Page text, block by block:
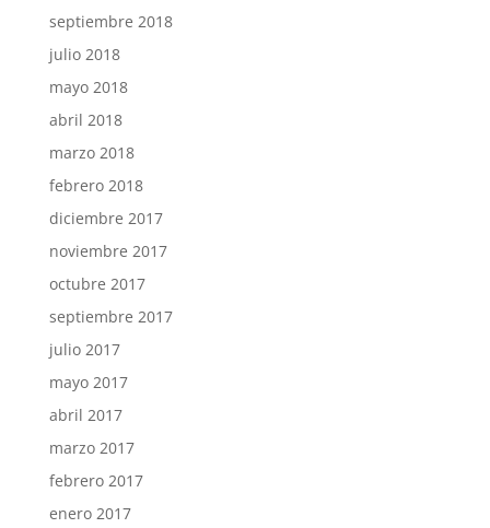
septiembre 2018
julio 2018
mayo 2018
abril 2018
marzo 2018
febrero 2018
diciembre 2017
noviembre 2017
octubre 2017
septiembre 2017
julio 2017
mayo 2017
abril 2017
marzo 2017
febrero 2017
enero 2017